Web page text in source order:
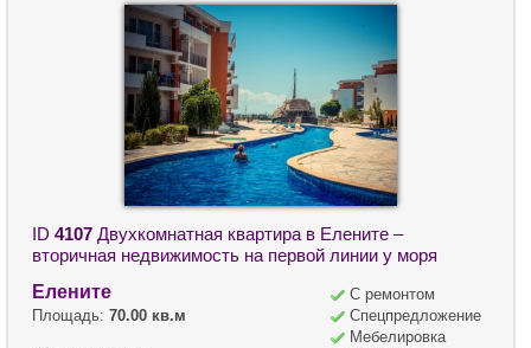
ID 4107 Двухкомнатная квартира в Елените –
вторичная недвижимость на первой линии у моря
Елените
Площадь: 70.00 кв.м
С ремонтом
Спецпредложение
Мебелировка